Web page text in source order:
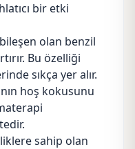
bir etki
olan benzil
Bu özelliği
sıkça yer alır.
hoş kokusunu
sahip olan